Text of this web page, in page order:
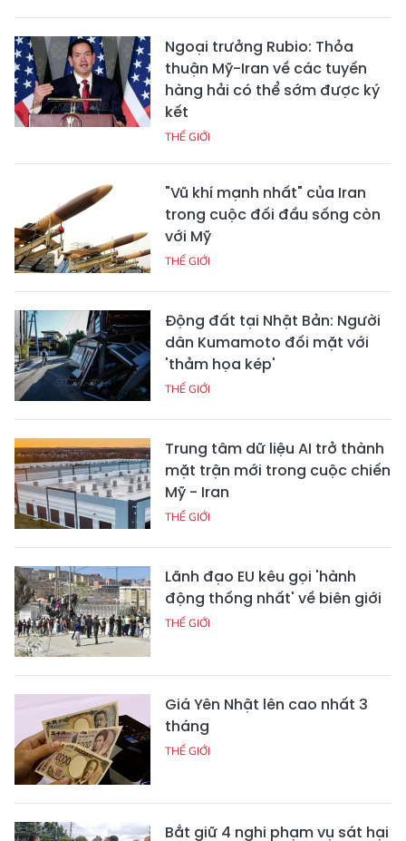
Ngoại trưởng Rubio: Thỏa
thuận Mỹ-Iran về các tuyến
hàng hải có thể sớm được ký
kết
THẾ GIỚI
"Vũ khí mạnh nhất" của Iran
trong cuộc đối đầu sống còn
với Mỹ
THẾ GIỚI
Động đất tại Nhật Bản: Người
dân Kumamoto đối mặt với
'thảm họa kép'
THẾ GIỚI
Trung tâm dữ liệu AI trở thành
mặt trận mới trong cuộc chiến
Mỹ - Iran
THẾ GIỚI
Lãnh đạo EU kêu gọi 'hành
động thống nhất' về biên giới
THẾ GIỚI
Giá Yên Nhật lên cao nhất 3
tháng
THẾ GIỚI
Bắt giữ 4 nghi phạm vụ sát hại